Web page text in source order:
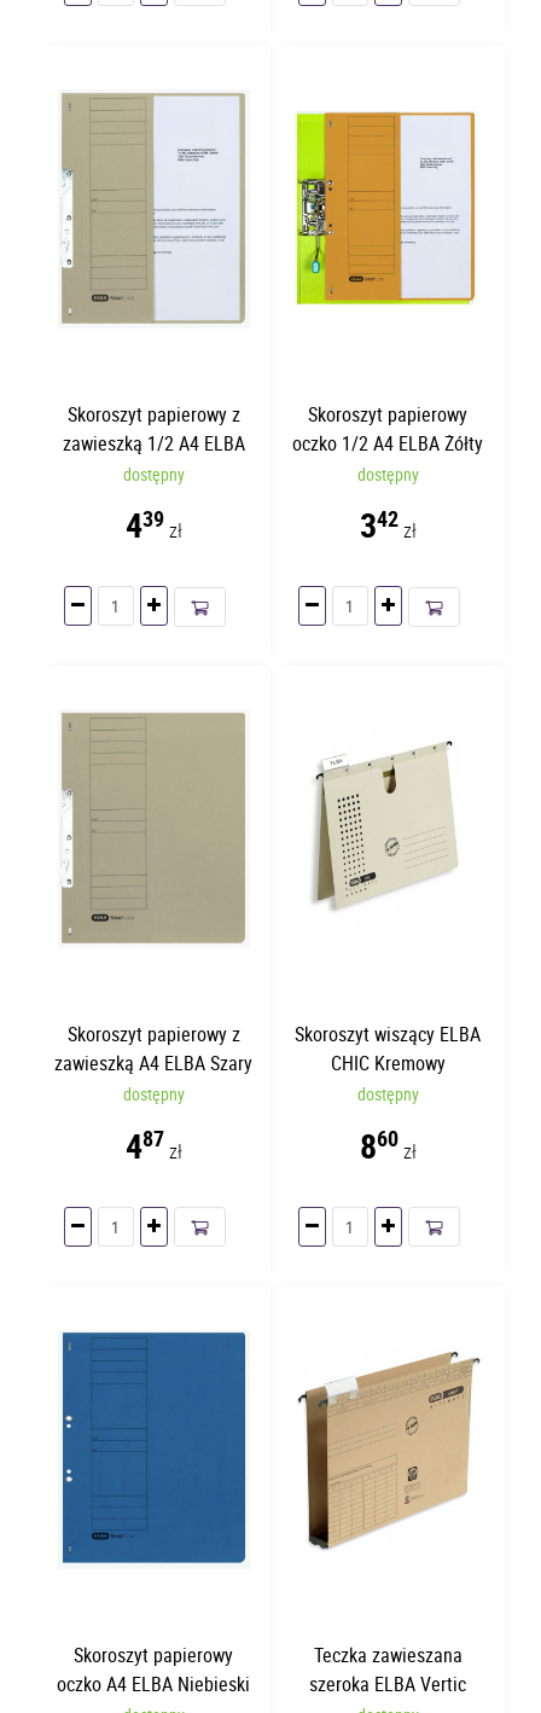
Skoroszyt papierowy z
zawieszką 1/2 A4 ELBA
Szary
dostępny
439 zł
Skoroszyt papierowy
oczko 1/2 A4 ELBA Żółty
dostępny
342zł
Skoroszyt papierowy z
zawieszką A4 ELBA Szary
dostępny
487 zł
Skoroszyt wiszący ELBA
CHIC Kremowy
dostępny
860zł
Skoroszyt papierowy
oczko A4 ELBA Niebieski
Teczka zawieszana
szeroka ELBA Vertic